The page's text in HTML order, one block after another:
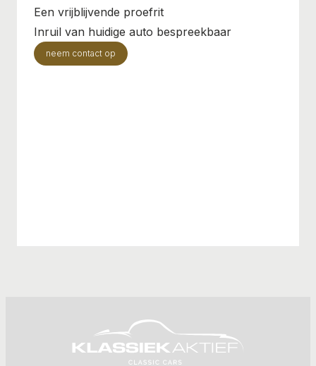
Een vrijblijvende proefrit
Inruil van huidige auto bespreekbaar
neem contact op